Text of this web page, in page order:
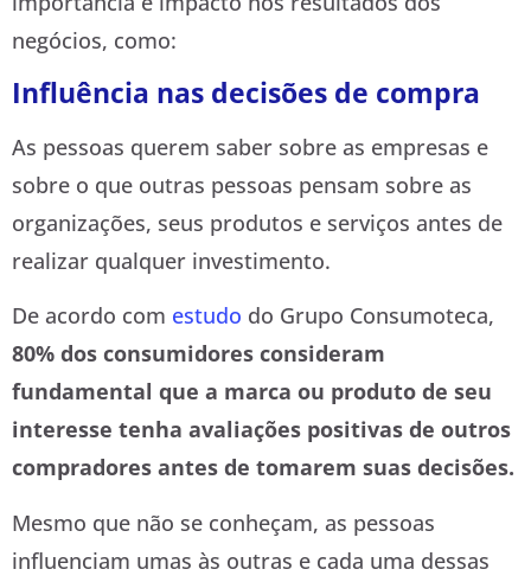
negócios, como:
Influência nas decisões de compra
As pessoas querem saber sobre as empresas e
sobre o que outras pessoas pensam sobre as
organizações, seus produtos e serviços antes de
realizar qualquer investimento.
De acordo com estudo do Grupo Consumoteca,
80% dos consumidores consideram
fundamental que a marca ou produto de seu
interesse tenha avaliações positivas de outros
compradores antes de tomarem suas decisões.
Mesmo que não se conheçam, as pessoas
influenciam umas às outras e cada uma dessas